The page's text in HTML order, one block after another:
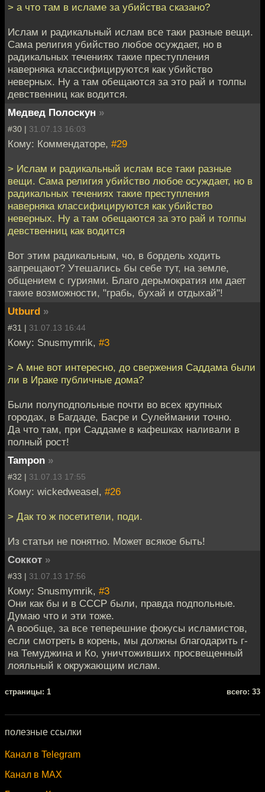
> а что там в исламе за убийства сказано?
Ислам и радикальный ислам все таки разные вещи.
Сама религия убийство любое осуждает, но в
радикальных течениях такие преступления
наверняка классифицируются как убийство
неверных. Ну а там обещаются за это рай и толпы
девственниц как водится.
Медвед Полоскун »
#30 | 31.07.13 16:03
Кому: Коммендаторе, #29
> Ислам и радикальный ислам все таки разные
вещи. Сама религия убийство любое осуждает, но в
радикальных течениях такие преступления
наверняка классифицируются как убийство
неверных. Ну а там обещаются за это рай и толпы
девственниц как водится
Вот этим радикальным, чо, в бордель ходить
запрещают? Утешались бы себе тут, на земле,
общением с гуриями. Благо дерьмократия им дает
такие возможности, "грабь, бухай и отдыхай"!
Utburd »
#31 | 31.07.13 16:44
Кому: Snusmymrik, #3
> А мне вот интересно, до свержения Саддама были
ли в Ираке публичные дома?
Были полуподпольные почти во всех крупных
городах, в Багдаде, Басре и Сулеймании точно.
Да что там, при Саддаме в кафешках наливали в
полный рост!
Tampon »
#32 | 31.07.13 17:55
Кому: wickedweasel, #26
> Дак то ж посетители, поди.
Из статьи не понятно. Может всякое быть!
Соккот »
#33 | 31.07.13 17:56
Кому: Snusmymrik, #3
Они как бы и в СССР были, правда подпольные.
Думаю что и эти тоже.
А вообще, за все теперешние фокусы исламистов,
если смотреть в корень, мы должны благодарить г-
на Темуджина и Ко, уничтоживших просвещенный
лояльный к окружающим ислам.
cтраницы: 1 всего: 33
полезные ссылки
Канал в Telegram
Канал в MAX